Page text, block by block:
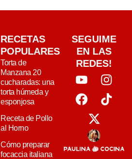
RECETAS
POPULARES
Torta de
Manzana 20
cucharadas: una
torta húmeda y
esponjosa
Receta de Pollo
al Horno
Cómo preparar
focaccia italiana
SEGUIME
EN LAS
REDES!